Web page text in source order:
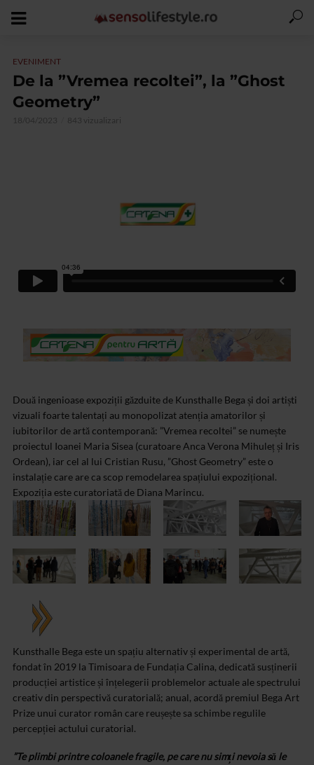
EVENIMENT
De la ”Vremea recoltei”, la ”Ghost
Geometry”
18/04/2023 843 vizualizari
Două ingenioase expoziții găzduite de Kunsthalle Bega și doi artiști
vizuali foarte talentați au monopolizat atenția amatorilor și
iubitorilor de artă contemporană: ”Vremea recoltei” se numește
proiectul Ioanei Maria Sisea (curatoare Anca Verona Mihuleț și Iris
Ordean), iar cel al lui Cristian Rusu, ”Ghost Geometry” este o
instalație care are ca scop remodelarea spațiului expozițional.
Expoziția este curatoriată de Diana Marincu.
Kunsthalle Bega este un spațiu alternativ și experimental de artă,
fondat în 2019 la Timisoara de Fundația Calina, dedicată susținerii
producției artistice și înțelegerii problemelor actuale ale spectrului
creativ din perspectivă curatorială; anual, acordă premiul Bega Art
Prize unui curator român care reușește sa schimbe regulile
percepției actului curatorial.
”Te plimbi printre coloanele fragile, pe care nu simți nevoia să le